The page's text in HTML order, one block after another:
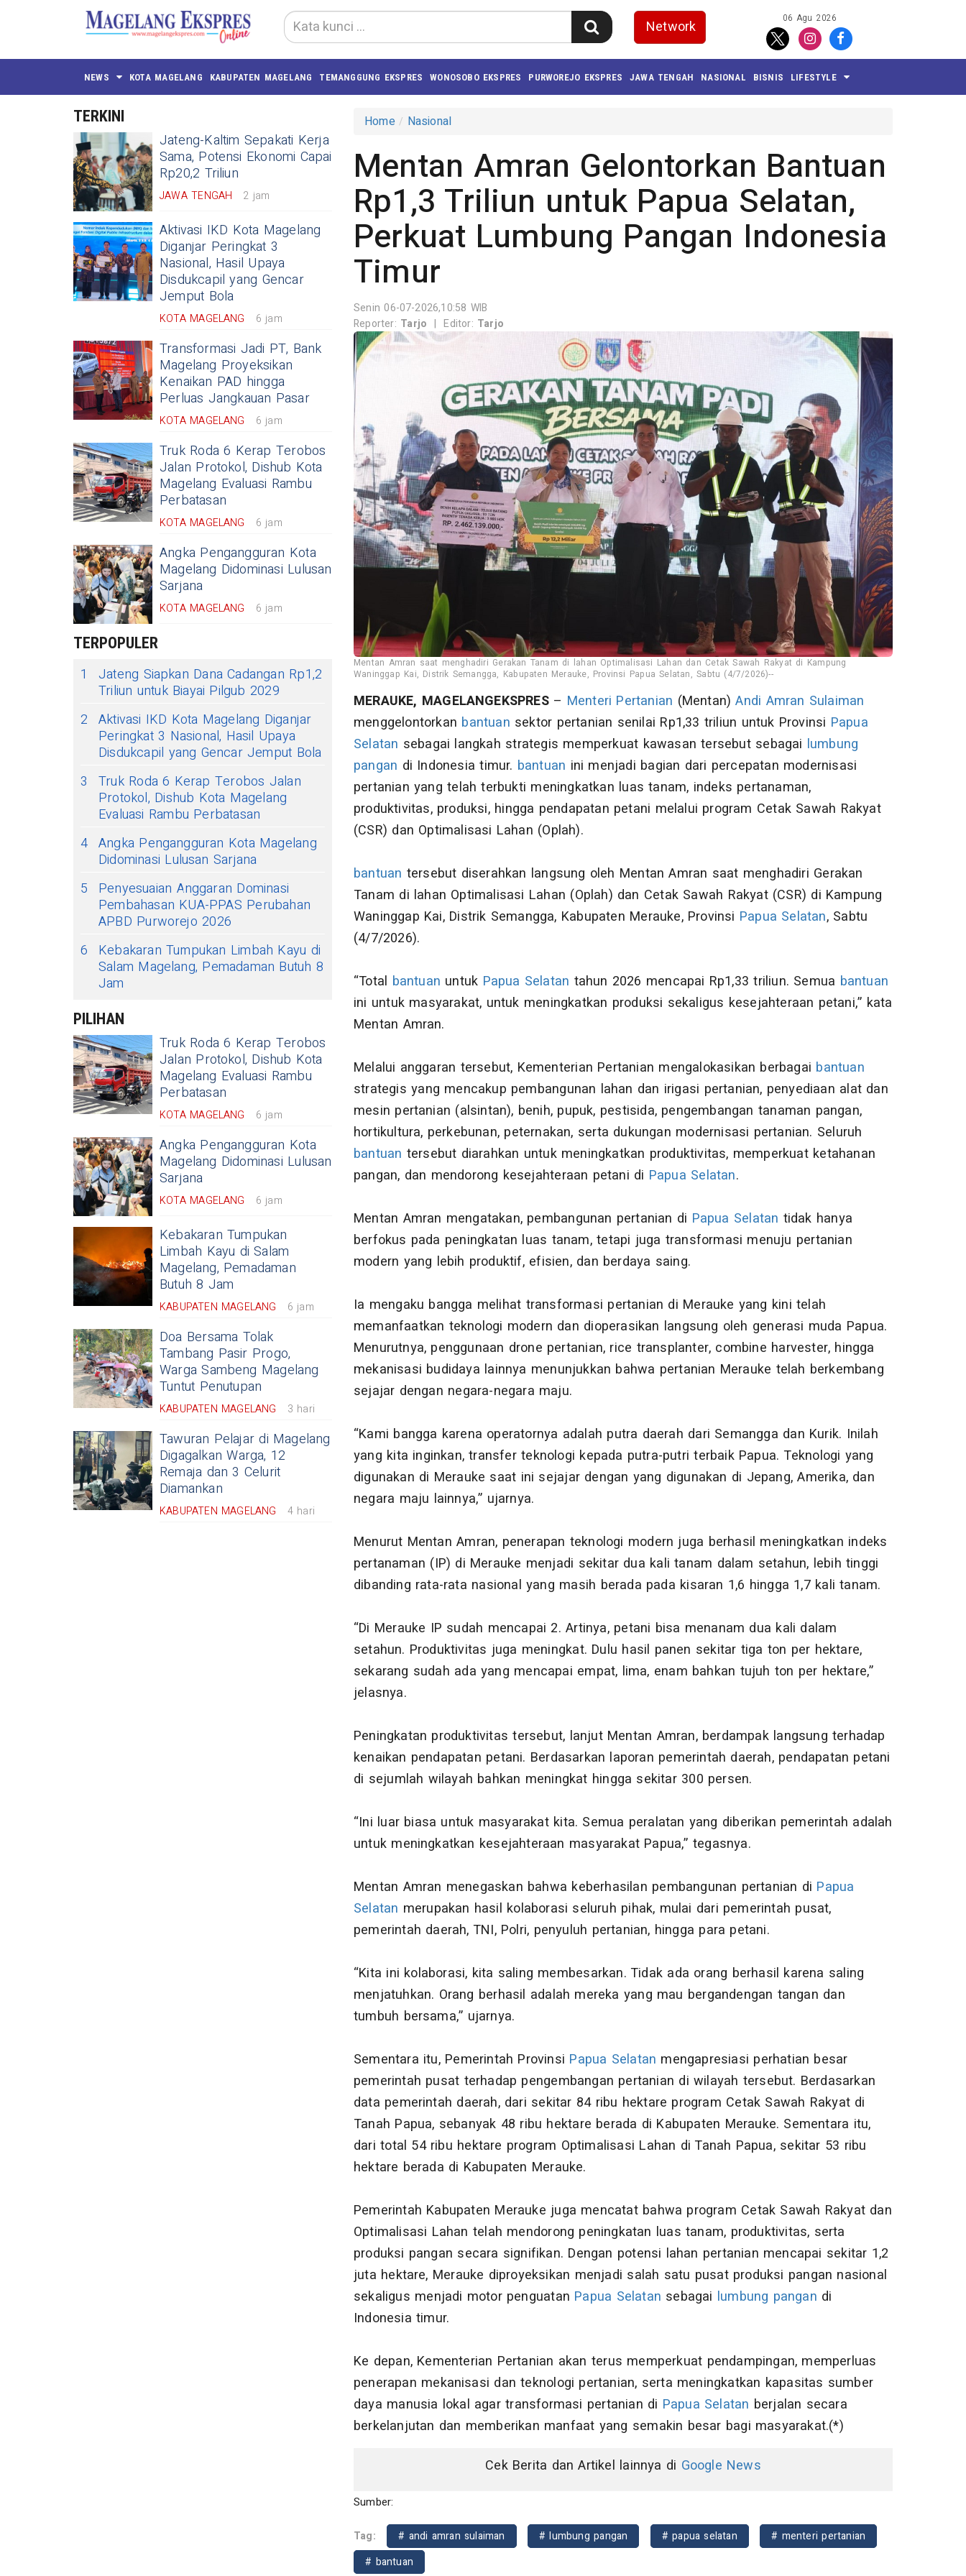
Network 06 Agu 2026
NEWS KOTA MAGELANG KABUPATEN MAGELANG TEMANGGUNG EKSPRES WONOSOBO EKSPRES PURWOREJO EKSPRES JAWA TENGAH NASIONAL BISNIS LIFESTYLE
TERKINI
Jateng-Kaltim Sepakati Kerja
Sama, Potensi Ekonomi Capai
Rp20,2 Triliun
JAWA TENGAH 2 jam
Aktivasi IKD Kota Magelang
Diganjar Peringkat 3
Nasional, Hasil Upaya
Disdukcapil yang Gencar
Jemput Bola
KOTA MAGELANG 6 jam
Transformasi Jadi PT, Bank
Magelang Proyeksikan
Kenaikan PAD hingga
Perluas Jangkauan Pasar
KOTA MAGELANG 6 jam
Truk Roda 6 Kerap Terobos
Jalan Protokol, Dishub Kota
Magelang Evaluasi Rambu
Perbatasan
KOTA MAGELANG 6 jam
Angka Pengangguran Kota
Magelang Didominasi Lulusan
Sarjana
KOTA MAGELANG 6 jam
TERPOPULER
1
Jateng Siapkan Dana Cadangan Rp1,2
Triliun untuk Biayai Pilgub 2029
2 Aktivasi IKD Kota Magelang Diganjar
Peringkat 3 Nasional, Hasil Upaya
Disdukcapil yang Gencar Jemput Bola
3
Truk Roda 6 Kerap Terobos Jalan
Protokol, Dishub Kota Magelang
Evaluasi Rambu Perbatasan
4 Angka Pengangguran Kota Magelang
Didominasi Lulusan Sarjana
5
Penyesuaian Anggaran Dominasi
Pembahasan KUA-PPAS Perubahan
APBD Purworejo 2026
6
Kebakaran Tumpukan Limbah Kayu di
Salam Magelang, Pemadaman Butuh 8
Jam
PILIHAN
Truk Roda 6 Kerap Terobos
Jalan Protokol, Dishub Kota
Magelang Evaluasi Rambu
Perbatasan
KOTA MAGELANG 6 jam
Angka Pengangguran Kota
Magelang Didominasi Lulusan
Sarjana
KOTA MAGELANG 6 jam
Kebakaran Tumpukan
Limbah Kayu di Salam
Magelang, Pemadaman
Butuh 8 Jam
KABUPATEN MAGELANG 6 jam
Doa Bersama Tolak
Tambang Pasir Progo,
Warga Sambeng Magelang
Tuntut Penutupan
KABUPATEN MAGELANG 3 hari
Tawuran Pelajar di Magelang
Digagalkan Warga, 12
Remaja dan 3 Celurit
Diamankan
KABUPATEN MAGELANG 4 hari
Home Nasional
Mentan Amran Gelontorkan Bantuan
Rp1,3 Triliun untuk Papua Selatan,
Perkuat Lumbung Pangan Indonesia
Timur
Senin 06-07-2026,10:58 WIB
Reporter: Tarjo | Editor: Tarjo
Mentan Amran saat menghadiri Gerakan Tanam di lahan Optimalisasi Lahan dan Cetak Sawah Rakyat di Kampung
Waninggap Kai, Distrik Semangga, Kabupaten Merauke, Provinsi Papua Selatan, Sabtu (4/7/2026)--
MERAUKE, MAGELANGEKSPRES– Menteri Pertanian (Mentan)Andi Amran Sulaiman
menggelontorkan bantuan sektor pertanian senilai Rp1,33 triliun untuk Provinsi Papua
Selatan sebagai langkah strategis memperkuat kawasan tersebut sebagai lumbung
pangan di Indonesia timur. bantuan ini menjadi bagian dari percepatan modernisasi
pertanian yang telah terbukti meningkatkan luas tanam, indeks pertanaman,
produktivitas, produksi, hingga pendapatan petani melalui program Cetak Sawah Rakyat
(CSR) dan Optimalisasi Lahan (Oplah).
bantuan tersebut diserahkan langsung oleh Mentan Amran saat menghadiri Gerakan
Tanam di lahan Optimalisasi Lahan (Oplah) dan Cetak Sawah Rakyat (CSR) di Kampung
Waninggap Kai, Distrik Semangga, Kabupaten Merauke, Provinsi Papua Selatan, Sabtu
(4/7/2026).
“Total bantuan untuk Papua Selatan tahun 2026 mencapai Rp1,33 triliun. Semua bantuan
ini untuk masyarakat, untuk meningkatkan produksi sekaligus kesejahteraan petani,” kata
Mentan Amran.
Melalui anggaran tersebut, Kementerian Pertanian mengalokasikan berbagai bantuan
strategis yang mencakup pembangunan lahan dan irigasi pertanian, penyediaan alat dan
mesin pertanian (alsintan), benih, pupuk, pestisida, pengembangan tanaman pangan,
hortikultura, perkebunan, peternakan, serta dukungan modernisasi pertanian. Seluruh
bantuan tersebut diarahkan untuk meningkatkan produktivitas, memperkuat ketahanan
pangan, dan mendorong kesejahteraan petani di Papua Selatan.
Mentan Amran mengatakan, pembangunan pertanian di Papua Selatan tidak hanya
berfokus pada peningkatan luas tanam, tetapi juga transformasi menuju pertanian
modern yang lebih produktif, efisien, dan berdaya saing.
Ia mengaku bangga melihat transformasi pertanian di Merauke yang kini telah
memanfaatkan teknologi modern dan dioperasikan langsung oleh generasi muda Papua.
Menurutnya, penggunaan drone pertanian, rice transplanter, combine harvester, hingga
mekanisasi budidaya lainnya menunjukkan bahwa pertanian Merauke telah berkembang
sejajar dengan negara-negara maju.
“Kami bangga karena operatornya adalah putra daerah dari Semangga dan Kurik. Inilah
yang kita inginkan, transfer teknologi kepada putra-putri terbaik Papua. Teknologi yang
digunakan di Merauke saat ini sejajar dengan yang digunakan di Jepang, Amerika, dan
negara maju lainnya,” ujarnya.
Menurut Mentan Amran, penerapan teknologi modern juga berhasil meningkatkan indeks
pertanaman (IP) di Merauke menjadi sekitar dua kali tanam dalam setahun, lebih tinggi
dibanding rata-rata nasional yang masih berada pada kisaran 1,6 hingga 1,7 kali tanam.
“Di Merauke IP sudah mencapai 2. Artinya, petani bisa menanam dua kali dalam
setahun. Produktivitas juga meningkat. Dulu hasil panen sekitar tiga ton per hektare,
sekarang sudah ada yang mencapai empat, lima, enam bahkan tujuh ton per hektare,”
jelasnya.
Peningkatan produktivitas tersebut, lanjut Mentan Amran, berdampak langsung terhadap
kenaikan pendapatan petani. Berdasarkan laporan pemerintah daerah, pendapatan petani
di sejumlah wilayah bahkan meningkat hingga sekitar 300 persen.
“Ini luar biasa untuk masyarakat kita. Semua peralatan yang diberikan pemerintah adalah
untuk meningkatkan kesejahteraan masyarakat Papua,” tegasnya.
Mentan Amran menegaskan bahwa keberhasilan pembangunan pertanian di Papua
Selatan merupakan hasil kolaborasi seluruh pihak, mulai dari pemerintah pusat,
pemerintah daerah, TNI, Polri, penyuluh pertanian, hingga para petani.
“Kita ini kolaborasi, kita saling membesarkan. Tidak ada orang berhasil karena saling
menjatuhkan. Orang berhasil adalah mereka yang mau bergandengan tangan dan
tumbuh bersama,” ujarnya.
Sementara itu, Pemerintah Provinsi Papua Selatan mengapresiasi perhatian besar
pemerintah pusat terhadap pengembangan pertanian di wilayah tersebut. Berdasarkan
data pemerintah daerah, dari sekitar 84 ribu hektare program Cetak Sawah Rakyat di
Tanah Papua, sebanyak 48 ribu hektare berada di Kabupaten Merauke. Sementara itu,
dari total 54 ribu hektare program Optimalisasi Lahan di Tanah Papua, sekitar 53 ribu
hektare berada di Kabupaten Merauke.
Pemerintah Kabupaten Merauke juga mencatat bahwa program Cetak Sawah Rakyat dan
Optimalisasi Lahan telah mendorong peningkatan luas tanam, produktivitas, serta
produksi pangan secara signifikan. Dengan potensi lahan pertanian mencapai sekitar 1,2
juta hektare, Merauke diproyeksikan menjadi salah satu pusat produksi pangan nasional
sekaligus menjadi motor penguatan Papua Selatan sebagai lumbung pangan di
Indonesia timur.
Ke depan, Kementerian Pertanian akan terus memperkuat pendampingan, memperluas
penerapan mekanisasi dan teknologi pertanian, serta meningkatkan kapasitas sumber
daya manusia lokal agar transformasi pertanian di Papua Selatan berjalan secara
berkelanjutan dan memberikan manfaat yang semakin besar bagi masyarakat.(*)
Cek Berita dan Artikel lainnya di Google News
Sumber:
Tag: # andi amran sulaiman # lumbung pangan # papua selatan
# menteri pertanian
# bantuan